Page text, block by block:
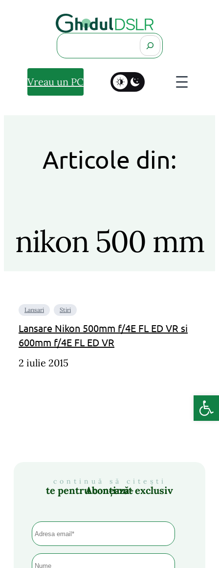
Search
Vreau un PC
Articole din:
nikon 500 mm
Lansari Stiri
Lansare Nikon 500mm f/4E FL ED VR si
600mm f/4E FL ED VR
2 iulie 2015
continuă să citești
Abonează-te pentru conținut exclusiv